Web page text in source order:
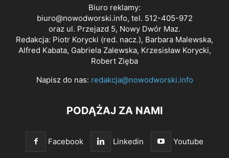
Biuro reklamy:
biuro@nowodworski.info, tel. 512-405-972
oraz ul. Przejazd 5, Nowy Dwór Maz.
Redakcja: Piotr Korycki (red. nacz.), Barbara Malewska,
Alfred Kabata, Gabriela Zalewska, Krzesisław Korycki,
Robert Zięba
Napisz do nas: redakcja@nowodworski.info
PODĄŻAJ ZA NAMI
Facebook Linkedin Youtube